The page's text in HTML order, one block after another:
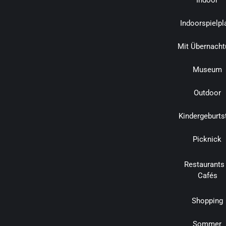
Mit
Museum
Outdoor
Picknick
Restaurants
Cafés
Shopping
Sommer